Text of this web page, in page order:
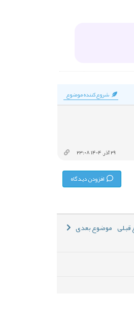
شروع‌کننده موضوع
۲۹ آذر, ۱۴۰۴ ۲۳:۰۸
افزودن دیدگاه
موضوع بعدی